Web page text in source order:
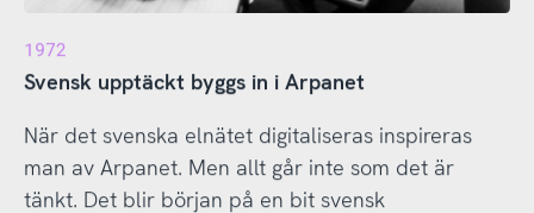
1972
Svensk upptäckt byggs in i Arpanet
När det svenska elnätet digitaliseras inspireras
man av Arpanet. Men allt går inte som det är
tänkt. Det blir början på en bit svensk